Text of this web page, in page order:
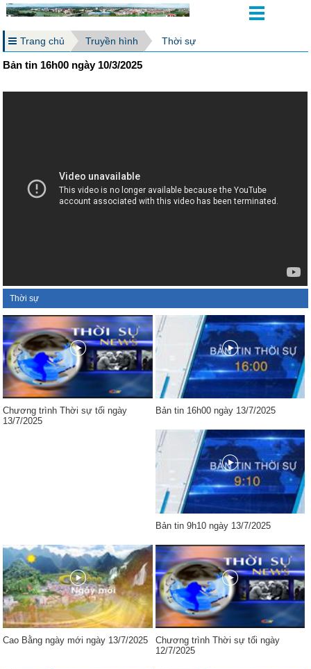
Trang chủ Truyền hình Thời sự
Bản tin 16h00 ngày 10/3/2025
Thời sự
Chương trình Thời sự tối ngày
13/7/2025
Bản tin 16h00 ngày 13/7/2025
Bản tin 9h10 ngày 13/7/2025
Cao Bằng ngày mới ngày 13/7/2025
Chương trình Thời sự tối ngày
12/7/2025